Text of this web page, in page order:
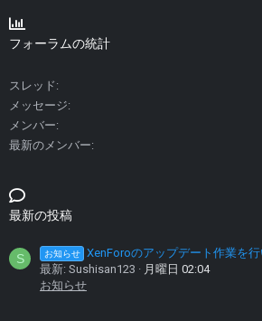
フォーラムの統計
スレッド
メッセージ
メンバー
最新のメンバー
最新の投稿
S お知らせ XenForoのアップデート作業を
最新: Sushisan123
月曜日 02:04
お知らせ